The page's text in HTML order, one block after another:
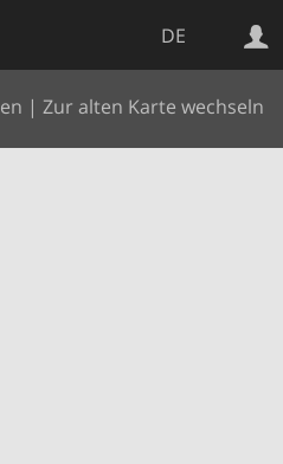
DE
| Zur alten Karte wechseln